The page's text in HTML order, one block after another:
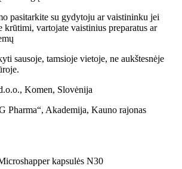
pasitarkite su gydytoju ar vaistininku jei
krūtimi, vartojate vaistinius preparatus ar
sausoje, tamsioje vietoje, ne aukštesnėje
Komen, Slovėnija
Pharma“, Akademija, Kauno rajonas
kapsulės N30